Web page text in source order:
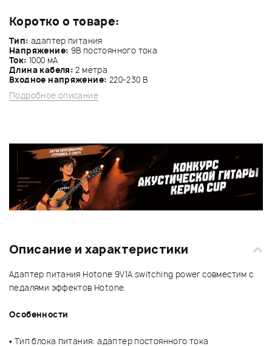
Коротко о товаре:
Тип: адаптер питания
Напряжение: 9В постоянного тока
Ток: 1000 мА
Длина кабеля:2 метра
Входное напряжение: 220-230 В
Подробное описание
Описание и характеристики
Адаптер питания Hotone 9V1A switching power совместим с
педалями эффектов Hotone.
Особенности
• Тип блока питания: адаптер постоянного тока